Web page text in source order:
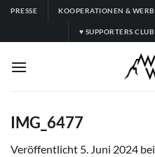
Zum
springen
PRESSE KOOPERATIONEN &
♥ SUPPORTERS CLUB
IMG_6477
Veröffentlicht 5. Juni 2024 bei